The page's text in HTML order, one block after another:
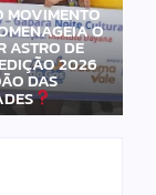
MOVIMENTO
O
ASTRO DE
2026
DAS